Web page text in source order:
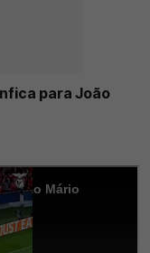
para João